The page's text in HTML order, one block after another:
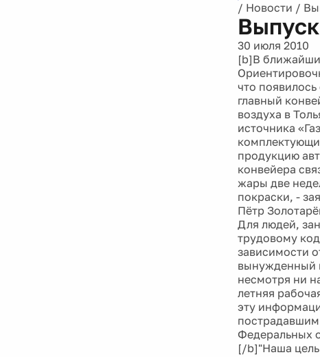
/ Новости /
30 июля 2010
[b]В
что
главный
воздуха в
источника
продукцию
конвейера
жары две
покраски, -
Пётр
Для людей,
трудовому
зависимости
вынужденный
несмотря ни
летняя
эту
Федеральных
[/b]"Наша цель